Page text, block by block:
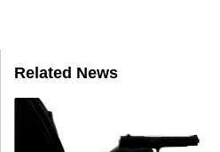
Related News